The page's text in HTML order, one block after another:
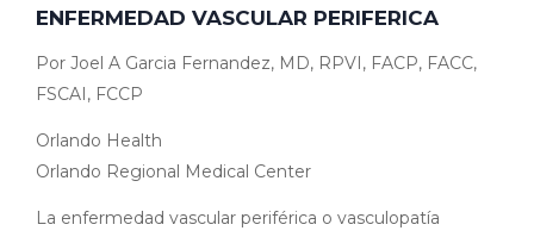
ENFERMEDAD VASCULAR PERIFERICA
Por Joel A Garcia Fernandez, MD, RPVI, FACP, FACC,
FSCAI, FCCP
Orlando Health
Orlando Regional Medical Center
La enfermedad vascular periférica o vasculopatía